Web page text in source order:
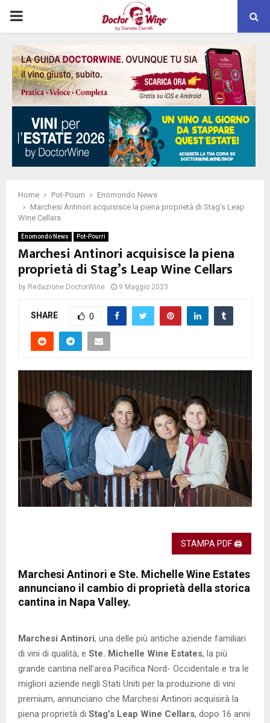
PRIMARY
MENU
Home Pot-Pourri
Enomondo News
Marchesi Antinori acquisisce la piena proprietà di Stag’s Leap
Wine Cellars
Enomondo News Pot-Pourri
Marchesi Antinori acquisisce la piena
proprietà di Stag’s Leap Wine Cellars
by Redazione DoctorWine 9 Maggio 2023
SHARE 0
STAMPA PDF 🖨
Marchesi Antinori e Ste. Michelle Wine Estates
annunciano il cambio di proprietà della storica
cantina in Napa Valley.
Marchesi Antinori, una delle più antiche aziende familiari
di vini di qualità, e Ste. Michelle Wine Estates, la più
grande cantina nell’area Pacifica Nord- Occidentale e tra le
migliori aziende negli Stati Uniti per la produzione di vini
premium, annunciano che Marchesi Antinori acquisirà la
piena proprietà di Stag’s Leap Wine Cellars, dopo 16 anni